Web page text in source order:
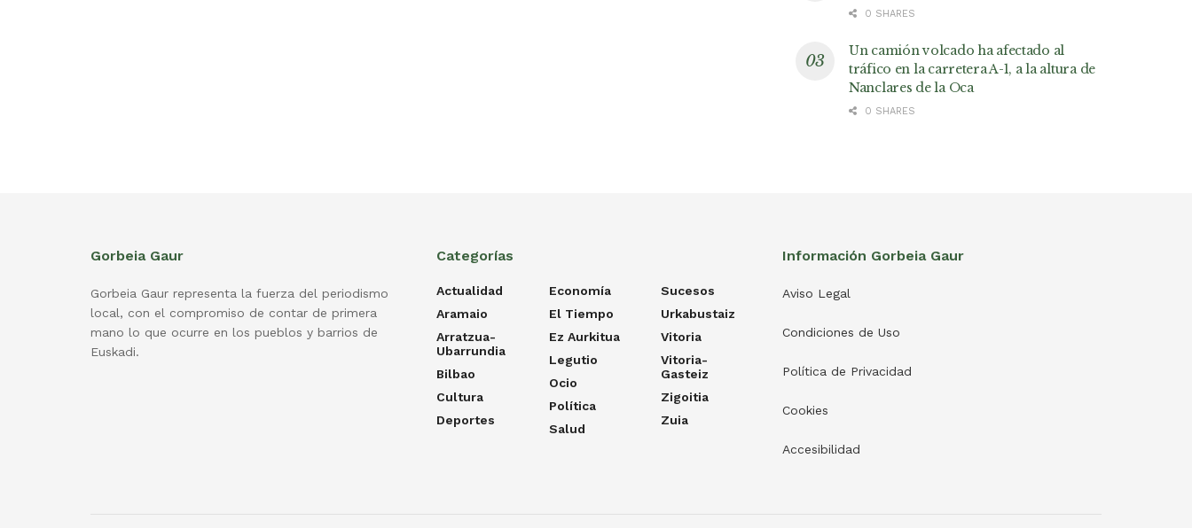
0 SHARES
Un camión volcado ha afectado al
tráfico en la carretera A-1, a la altura de
Nanclares de la Oca
0 SHARES
Gorbeia Gaur
Gorbeia Gaur representa la fuerza del periodismo
local, con el compromiso de contar de primera
mano lo que ocurre en los pueblos y barrios de
Euskadi.
Categorías
Actualidad
Aramaio
Arratzua-
Ubarrundia
Bilbao
Cultura
Deportes
Economía
El Tiempo
Ez Aurkitua
Legutio
Ocio
Política
Salud
Sucesos
Urkabustaiz
Vitoria
Vitoria-
Gasteiz
Zigoitia
Zuia
Información Gorbeia Gaur
Aviso Legal
Condiciones de Uso
Política de Privacidad
Cookies
Accesibilidad